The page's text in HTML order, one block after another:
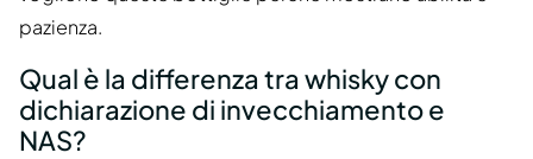
pazienza.
Qual è la differenza tra whisky con
dichiarazione di invecchiamento e
NAS?